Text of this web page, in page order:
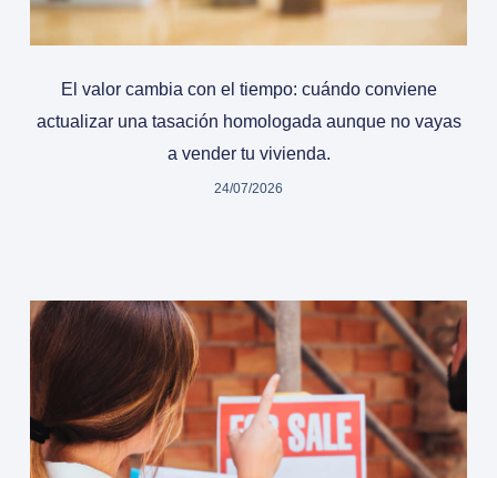
El valor cambia con el tiempo: cuándo conviene
actualizar una tasación homologada aunque no vayas
a vender tu vivienda.
24/07/2026